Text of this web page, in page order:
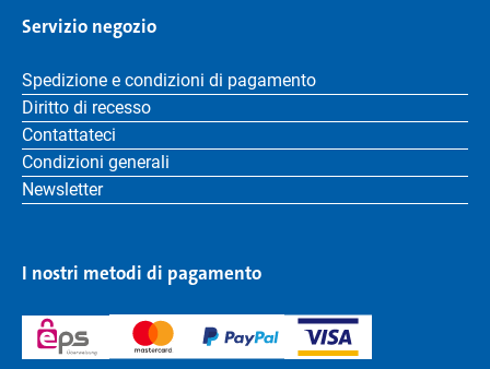
Servizio negozio
Spedizione e condizioni di pagamento
Diritto di recesso
Contattateci
Condizioni generali
Newsletter
I nostri metodi di pagamento